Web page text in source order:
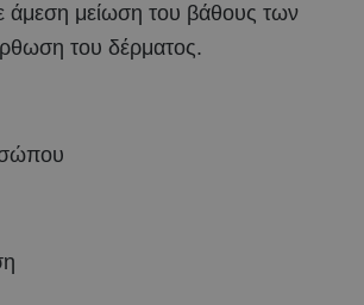
άμεση μείωση του βάθους των
του δέρματος.